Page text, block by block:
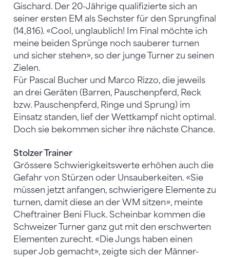
Gischard. Der 20-Jährige qualifizierte sich an
seiner ersten EM als Sechster für den Sprungfinal
(14,816). «Cool, unglaublich! Im Final möchte ich
meine beiden Sprünge noch sauberer turnen
und sicher stehen», so der junge Turner zu seinen
Zielen.
Für Pascal Bucher und Marco Rizzo, die jeweils
an drei Geräten (Barren, Pauschenpferd, Reck
bzw. Pauschenpferd, Ringe und Sprung) im
Einsatz standen, lief der Wettkampf nicht optimal.
Doch sie bekommen sicher ihre nächste Chance.
Stolzer Trainer
Grössere Schwierigkeitswerte erhöhen auch die
Gefahr von Stürzen oder Unsauberkeiten. «Sie
müssen jetzt anfangen, schwierigere Elemente zu
turnen, damit diese an der WM sitzen», meinte
Cheftrainer Beni Fluck. Scheinbar kommen die
Schweizer Turner ganz gut mit den erschwerten
Elementen zurecht. «Die Jungs haben einen
super Job gemacht», zeigte sich der Männer-